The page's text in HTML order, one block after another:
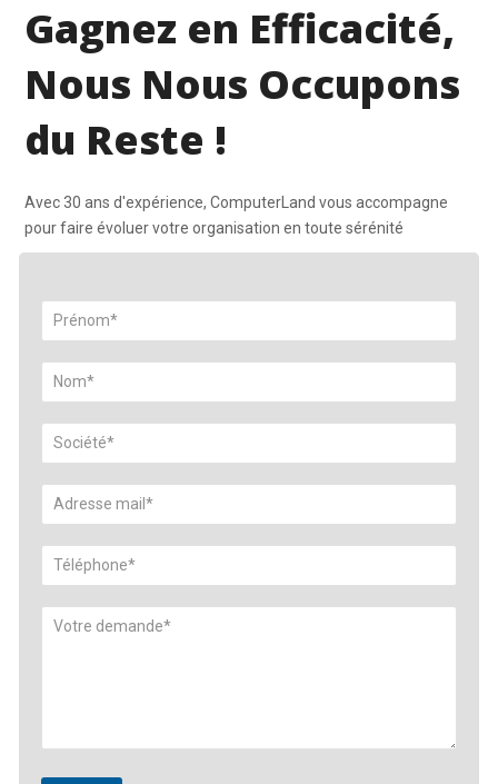
Gagnez en Efficacité,
Nous Nous Occupons
du Reste !
Avec 30 ans d'expérience, ComputerLand vous accompagne
pour faire évoluer votre organisation en toute sérénité